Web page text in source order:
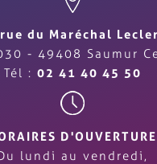
du Maréchal
- 49408 Saumur
Tél : 02 41 40 45 50
D'OUVERTURE
lundi au vendredi,